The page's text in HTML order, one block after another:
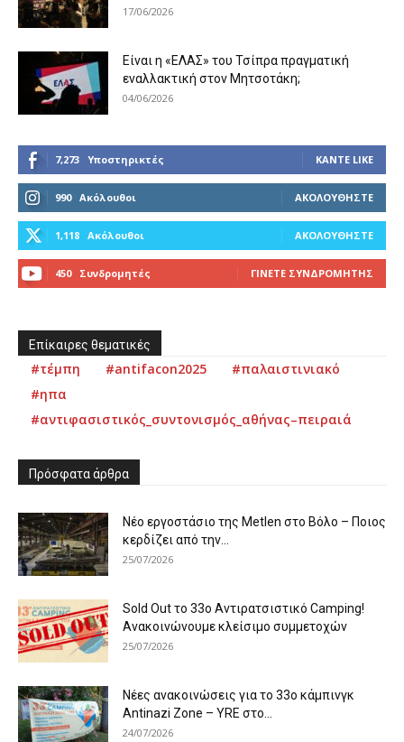
17/06/2026
Είναι η «ΕΛΑΣ» του Τσίπρα πραγματική
εναλλακτική στον Μητσοτάκη;
04/06/2026
7,273 Υποστηρικτές ΚΆΝΤΕ LIKE
990 Ακόλουθοι ΑΚΟΛΟΥΘΉΣΤΕ
1,118 Ακόλουθοι ΑΚΟΛΟΥΘΉΣΤΕ
450 Συνδρομητές ΓΊΝΕΤΕ ΣΥΝΔΡΟΜΗΤΉΣ
Επίκαιρες θεματικές
#τέμπη #antifacon2025
#παλαιστινιακό
#ηπα
#αντιφασιστικός_συντονισμός_αθήνας–πειραιά
Πρόσφατα άρθρα
Νέο εργοστάσιο της Metlen στο Βόλο – Ποιος
κερδίζει από την...
25/07/2026
Sold Out το 33ο Αντιρατσιστικό Camping!
Ανακοινώνουμε κλείσιμο συμμετοχών
25/07/2026
Νέες ανακοινώσεις για το 33ο κάμπινγκ
Antinazi Zone – YRE στο...
24/07/2026